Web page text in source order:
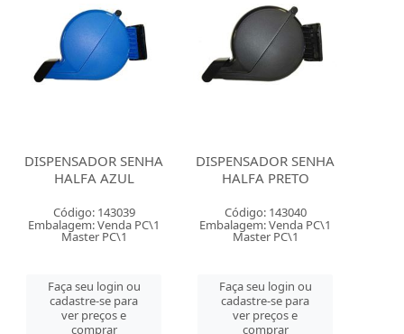
DISPENSADOR SENHA
HALFA AZUL
Código: 143039
Embalagem: Venda PC\1
Master PC\1
Faça seu login ou
cadastre-se para
ver preços e
comprar
DISPENSADOR SENHA
HALFA PRETO
Código: 143040
Embalagem: Venda PC\1
Master PC\1
Faça seu login ou
cadastre-se para
ver preços e
comprar